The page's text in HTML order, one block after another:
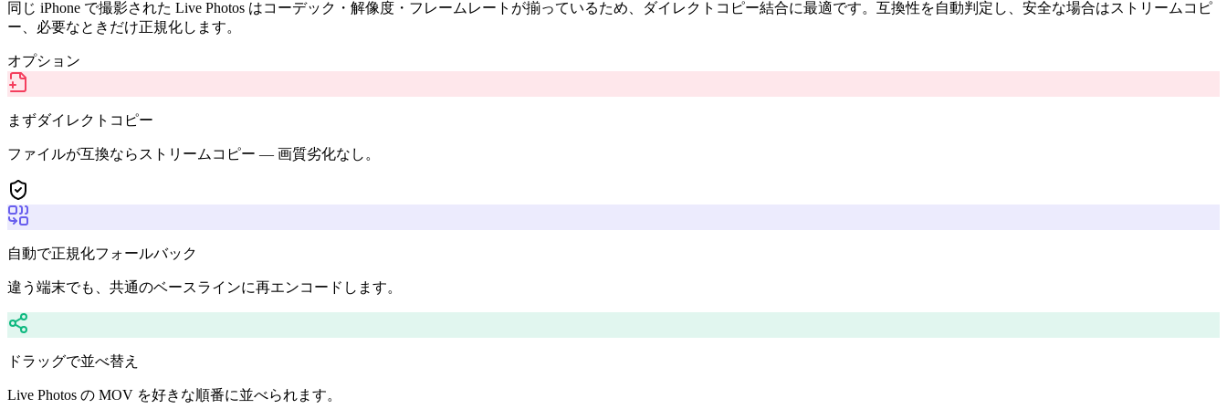
同じ iPhone で撮影された Live Photos はコーデック・解像度・フレームレートが揃っているため、ダイレクトコピー結合に最適です。互換性を自動判定し、安全な場合はストリームコピ
ー、必要なときだけ正規化します。
オプション
まずダイレクトコピー
ファイルが互換ならストリームコピー — 画質劣化なし。
自動で正規化フォールバック
違う端末でも、共通のベースラインに再エンコードします。
ドラッグで並べ替え
Live Photos の MOV を好きな順番に並べられます。